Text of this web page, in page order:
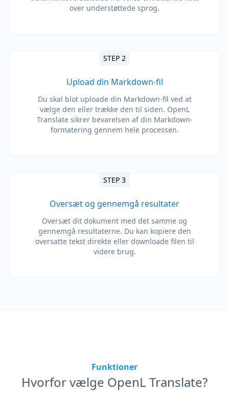
over understøttede sprog.
STEP 2
Upload din Markdown-fil
Du skal blot uploade din Markdown-fil ved at
vælge den eller trække den til siden. OpenL
Translate sikrer bevarelsen af ​​din Markdown-
formatering gennem hele processen.
STEP 3
Oversæt og gennemgå resultater
Oversæt dit dokument med det samme og
gennemgå resultaterne. Du kan kopiere den
oversatte tekst direkte eller downloade filen til
videre brug.
Funktioner
Hvorfor vælge OpenL Translate?